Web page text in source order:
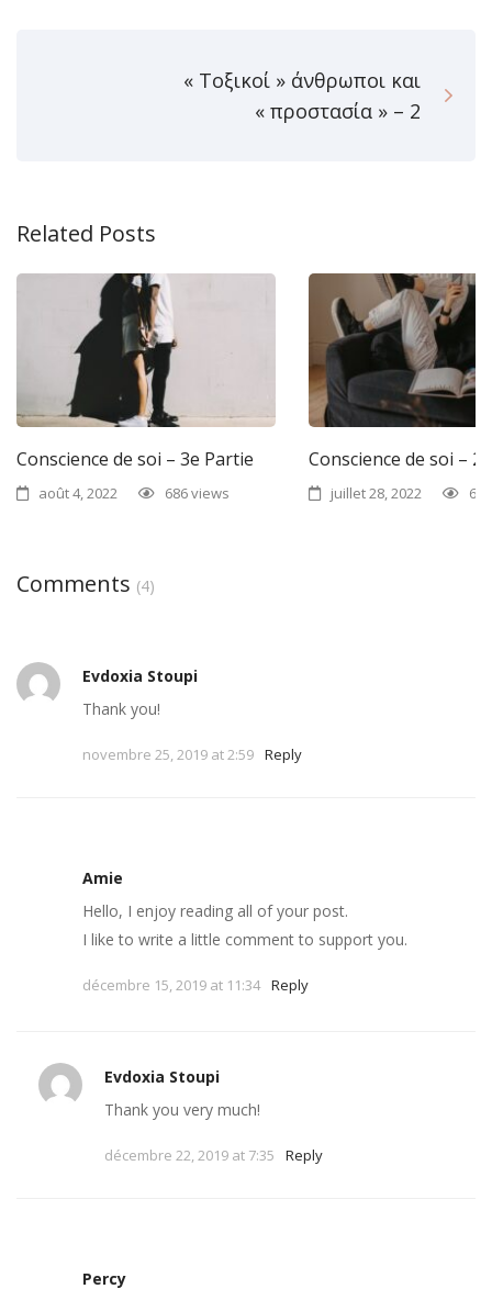
« Τοξικοί » άνθρωποι και
« προστασία » – 2
Related Posts
Conscience de soi – 3e Partie
août 4, 2022 686 views
Conscience de soi –
juillet 28, 2022
Comments (4)
Evdoxia Stoupi
Thank you!
novembre 25, 2019 at 2:59 Reply
Amie
Hello, I enjoy reading all of your post.
I like to write a little comment to support you.
décembre 15, 2019 at 11:34 Reply
Evdoxia Stoupi
Thank you very much!
décembre 22, 2019 at 7:35 Reply
Percy